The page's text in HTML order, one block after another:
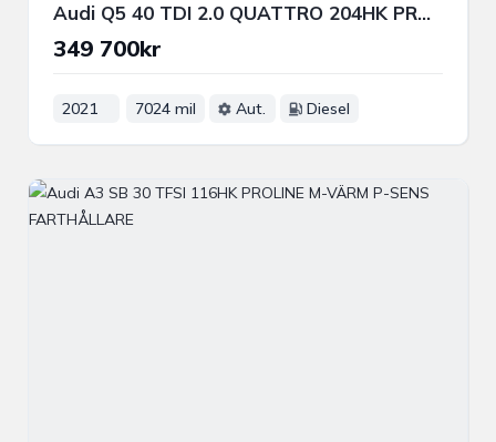
Audi Q5 40 TDI 2.0 QUATTRO 204HK PROLINE VÄRMARE DRAG PSENS
349 700kr
2021 7024 mil Aut. Diesel